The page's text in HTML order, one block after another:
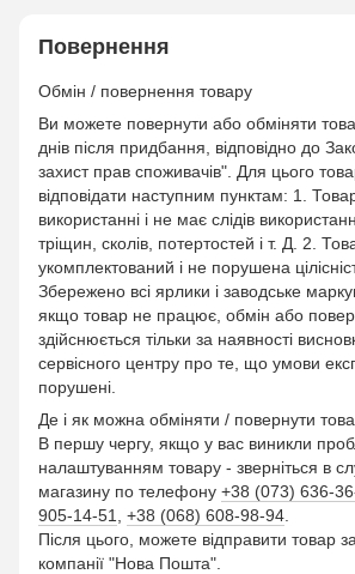
Повернення
Обмін / повернення товару
Ви можете повернути або обміняти
днів після придбання, відповідно до
захист прав споживачів". Для цього
відповідати наступним пунктам: 1.
використанні і не має слідів
тріщин, сколів, потертостей і т. Д. 2.
укомплектований і не порушена
Збережено всі ярлики і заводське
якщо товар не працює, обмін або
здійснюється тільки за наявності
сервісного центру про те, що умови
порушені.
Де і як можна обміняти / повернути
В першу чергу, якщо у вас виникли
налаштуванням товару - зверніться в
магазину по телефону +38 (073) 636-
905-14-51
+38 (068) 608-98-94
Після цього, можете відправити товар
компанії "Нова Пошта".